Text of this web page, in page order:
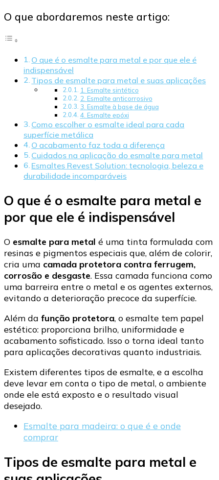
O que abordaremos neste artigo:
O que é o esmalte para metal e por que ele é
indispensável
Tipos de esmalte para metal e suas aplicações
1. Esmalte sintético
2. Esmalte anticorrosivo
3. Esmalte à base de água
4. Esmalte epóxi
Como escolher o esmalte ideal para cada
superfície metálica
O acabamento faz toda a diferença
Cuidados na aplicação do esmalte para metal
Esmaltes Revest Solution: tecnologia, beleza e
durabilidade incomparáveis
O que é o esmalte para metal e
por que ele é indispensável
O esmalte para metal é uma tinta formulada com
resinas e pigmentos especiais que, além de colorir,
cria uma camada protetora contra ferrugem,
corrosão e desgaste. Essa camada funciona como
uma barreira entre o metal e os agentes externos,
evitando a deterioração precoce da superfície.
Além da função protetora, o esmalte tem papel
estético: proporciona brilho, uniformidade e
acabamento sofisticado. Isso o torna ideal tanto
para aplicações decorativas quanto industriais.
Existem diferentes tipos de esmalte, e a escolha
deve levar em conta o tipo de metal, o ambiente
onde ele está exposto e o resultado visual
desejado.
Esmalte para madeira: o que é e onde
comprar
Tipos de esmalte para metal e